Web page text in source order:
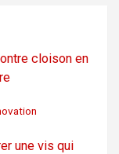
cloison en
une vis qui